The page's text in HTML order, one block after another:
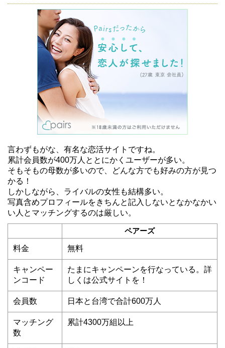
言わずもがな、有名な恋活サイトですね。
累計会員数が400万人ととにかくユーザーが多い。
そもそもの母数が多いので、どんな方でも好みの方が見つ
かる！
しかしながら、ライバルの女性も結構多い。
写真含めプロフィールをきちんと記入しないとなかなかい
い人とマッチングするのは厳しい。
ペアーズ
料金 無料
キャンペー
ンコード
たまにキャンペーンを行なっている。詳
しくは公式サイトを！
会員数 日本と台湾で合計600万人
マッチング
数
累計4300万組以上